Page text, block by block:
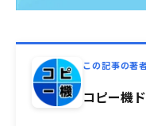
この記事の著
コピー機